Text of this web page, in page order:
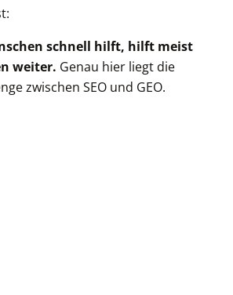
schnell hilft, hilft meist
weiter. Genau hier liegt die
zwischen SEO und GEO.